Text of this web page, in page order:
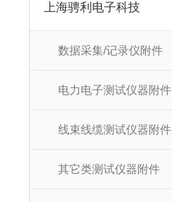
上海骋利电子科技
数据采集/记录仪附件
电力电子测试仪器附件
线束线缆测试仪器附件
其它类测试仪器附件